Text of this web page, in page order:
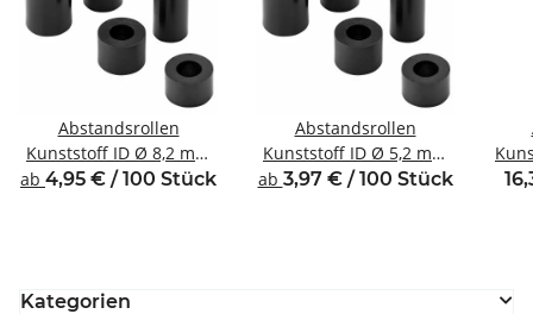
Abstandsrollen
Kunststoff ID Ø 8,2 mm
für Gewinde M8
ab 4,95 € / 100 Stück
Abstandsrollen
Kunststoff ID Ø 5,2 mm
für Gewinde M5
ab 3,97 € / 100 Stück
Kategorien